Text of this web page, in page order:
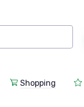
Shopping